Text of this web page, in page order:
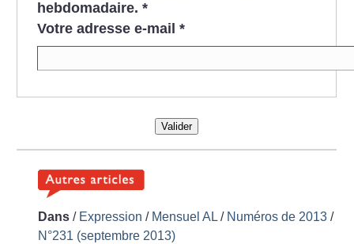
hebdomadaire. *
Votre adresse e-mail *
Valider
Dans / Expression / Mensuel AL / Numéros de 2013 /
N°231 (septembre 2013)